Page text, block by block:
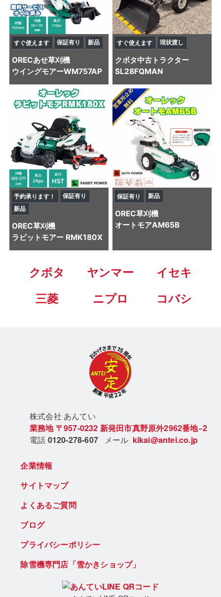
すぐ使えます 保証有り 新品
ORECあせ草刈機
ウイングモアーWM757AP
すぐ使えます 現状渡し
クボタ中古トラクター
SL28FQMAN
予約承ります！
保証有り
新品
OREC草刈機
ラビットモアー RMK180X
保証有り 新品
OREC草刈機
オートモアAM65B
クボタ ヤンマー
イセキ
三菱
ニプロ コバシ
株式会社 あんてい
業務地 〒957-0232 新発田市真野原外2962番地−2
電話 0120-278-607 メール kikai@antei.co.jp
企業情報
サイトマップ
よくあるご質問
ブログ
プライバシーポリシー
除雪機専門店「雪かきショップ」